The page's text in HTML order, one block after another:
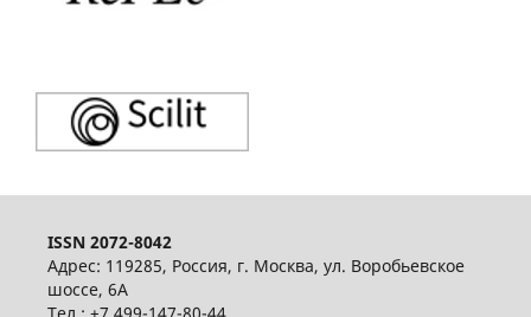
ISSN 2072-8042
Адрес: 119285, Россия, г. Москва, ул. Воробьевское
шоссе, 6А